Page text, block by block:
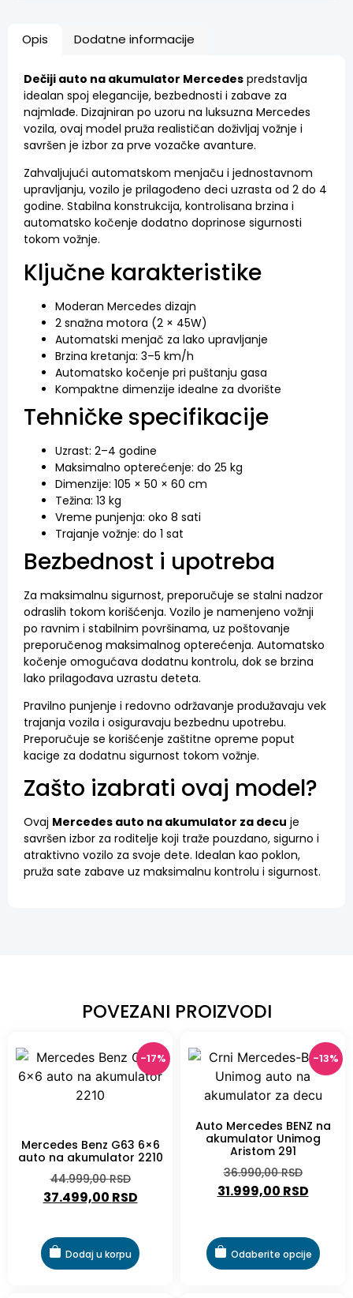
Opis Dodatne informacije
Dečiji auto na akumulator Mercedes predstavlja
idealan spoj elegancije, bezbednosti i zabave za
najmlađe. Dizajniran po uzoru na luksuzna Mercedes
vozila, ovaj model pruža realističan doživljaj vožnje i
savršen je izbor za prve vozačke avanture.
Zahvaljujući automatskom menjaču i jednostavnom
upravljanju, vozilo je prilagođeno deci uzrasta od 2 do 4
godine. Stabilna konstrukcija, kontrolisana brzina i
automatsko kočenje dodatno doprinose sigurnosti
tokom vožnje.
Ključne karakteristike
Moderan Mercedes dizajn
2 snažna motora (2 × 45W)
Automatski menjač za lako upravljanje
Brzina kretanja: 3–5 km/h
Automatsko kočenje pri puštanju gasa
Kompaktne dimenzije idealne za dvorište
Tehničke specifikacije
Uzrast: 2–4 godine
Maksimalno opterećenje: do 25 kg
Dimenzije: 105 × 50 × 60 cm
Težina: 13 kg
Vreme punjenja: oko 8 sati
Trajanje vožnje: do 1 sat
Bezbednost i upotreba
Za maksimalnu sigurnost, preporučuje se stalni nadzor
odraslih tokom korišćenja. Vozilo je namenjeno vožnji
po ravnim i stabilnim površinama, uz poštovanje
preporučenog maksimalnog opterećenja. Automatsko
kočenje omogućava dodatnu kontrolu, dok se brzina
lako prilagođava uzrastu deteta.
Pravilno punjenje i redovno održavanje produžavaju vek
trajanja vozila i osiguravaju bezbednu upotrebu.
Preporučuje se korišćenje zaštitne opreme poput
kacige za dodatnu sigurnost tokom vožnje.
Zašto izabrati ovaj model?
Ovaj Mercedes auto na akumulator za decu je
savršen izbor za roditelje koji traže pouzdano, sigurno i
atraktivno vozilo za svoje dete. Idealan kao poklon,
pruža sate zabave uz maksimalnu kontrolu i sigurnost.
POVEZANI PROIZVODI
-17%
Mercedes Benz G63 6×6
auto na akumulator 2210
44.999,00RSD
37.499,00 RSD
Dodaj u korpu
-13%
Auto Mercedes BENZ na
akumulator Unimog
Aristom 291
36.990,00RSD
31.999,00 RSD
Odaberite opcije